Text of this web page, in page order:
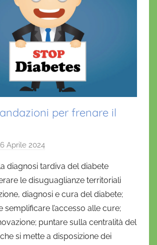
per frenare il
Aprile 2024
D
a
n
i
e
l
diagnosi tardiva del diabete
le disuguaglianze territoriali
diagnosi e cura del diabete;
semplificare l’accesso alle cure;
puntare sulla centralità del
si mette a disposizione dei